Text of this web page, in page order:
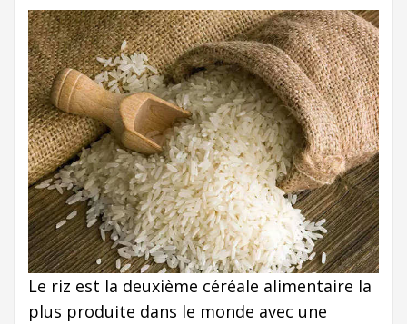
Le riz est la deuxième céréale alimentaire la
plus produite dans le monde avec une